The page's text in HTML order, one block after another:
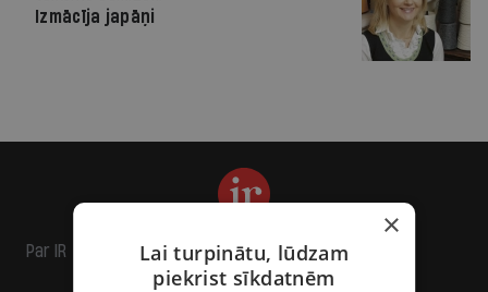
Izmācīja japāņi
Par IR
×
Lai turpinātu, lūdzam
piekrist sīkdatnēm